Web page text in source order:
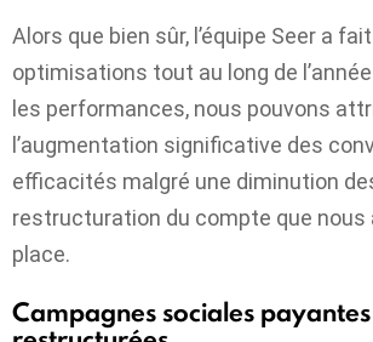
Alors que bien sûr, l’équipe Seer a
optimisations tout au long de
les performances, nous pouvons
l’augmentation significative des
efficacités malgré une diminution
restructuration du compte que nous
place.
Campagnes sociales payantes